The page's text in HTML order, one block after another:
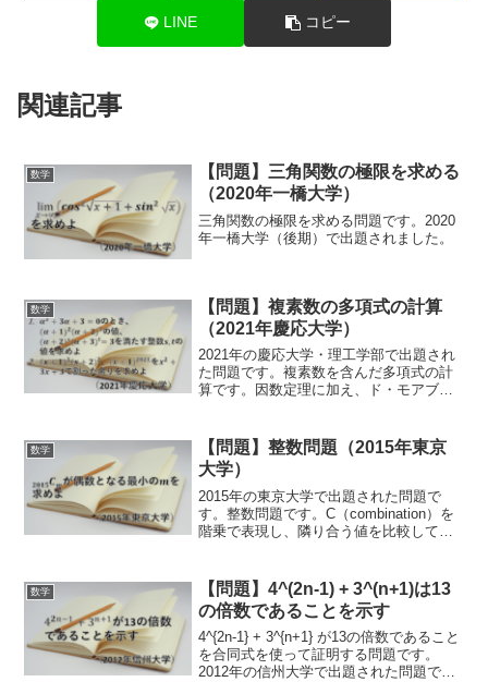
LINE コピー
関連記事
数学
【問題】三角関数の極限を求める
（2020年一橋大学）
三角関数の極限を求める問題です。2020
年一橋大学（後期）で出題されました。
数学
【問題】複素数の多項式の計算
（2021年慶応大学）
2021年の慶応大学・理工学部で出題され
た問題です。複素数を含んだ多項式の計
算です。因数定理に加え、ド・モアブル
数学
【問題】整数問題（2015年東京
大学）
2015年の東京大学で出題された問題で
す。整数問題です。C（combination）を
階乗で表現し、隣り合う値を比較して求
数学
【問題】4^(2n-1) + 3^(n+1)は13
の倍数であることを示す
4^{2n-1} + 3^{n+1} が13の倍数であること
を合同式を使って証明する問題です。
2012年の信州大学で出題された問題で